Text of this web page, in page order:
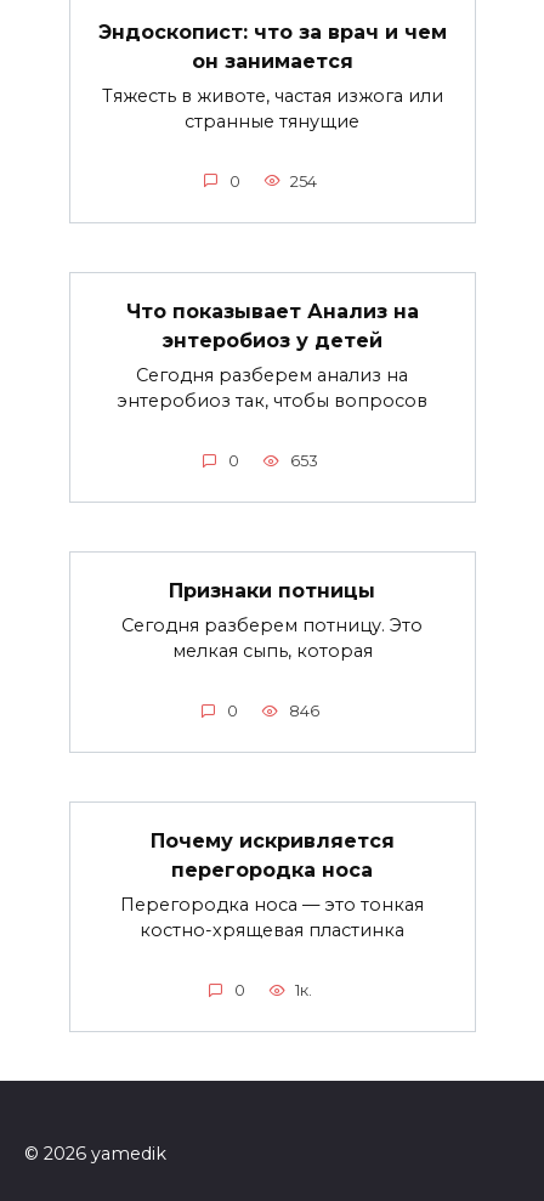
Эндоскопист: что за врач и чем
он занимается
Тяжесть в животе, частая изжога или
странные тянущие
0 254
Что показывает Анализ на
энтеробиоз у детей
Сегодня разберем анализ на
энтеробиоз так, чтобы вопросов
0 653
Признаки потницы
Сегодня разберем потницу. Это
мелкая сыпь, которая
0 846
Почему искривляется
перегородка носа
Перегородка носа — это тонкая
костно-хрящевая пластинка
0 1к.
© 2026 yamedik